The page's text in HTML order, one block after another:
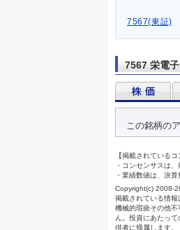
7567(東証)
7567 栄電子